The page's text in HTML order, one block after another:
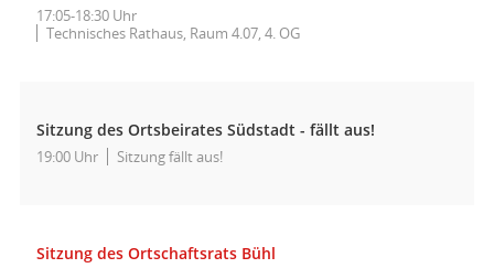
17:05-18:30 Uhr
Technisches Rathaus, Raum 4.07, 4. OG
Sitzung des Ortsbeirates Südstadt - fällt aus!
19:00 Uhr Sitzung fällt aus!
Sitzung des Ortschaftsrats Bühl